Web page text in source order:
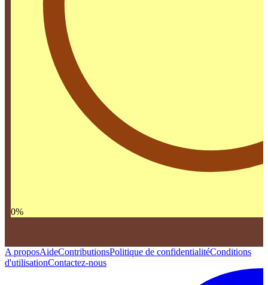
0%
A proposAideContributionsPolitique de confidentialitéConditions
d'utilisationContactez-nous